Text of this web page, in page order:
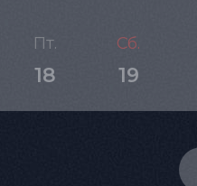
Пт.
18
Сб.
19